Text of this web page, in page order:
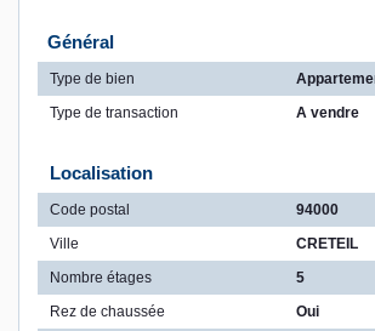
Général
Type de bien
Type de transaction
A vendre
Localisation
Code postal
94000
Ville
CRETEIL
Nombre étages
5
Rez de chaussée
Oui